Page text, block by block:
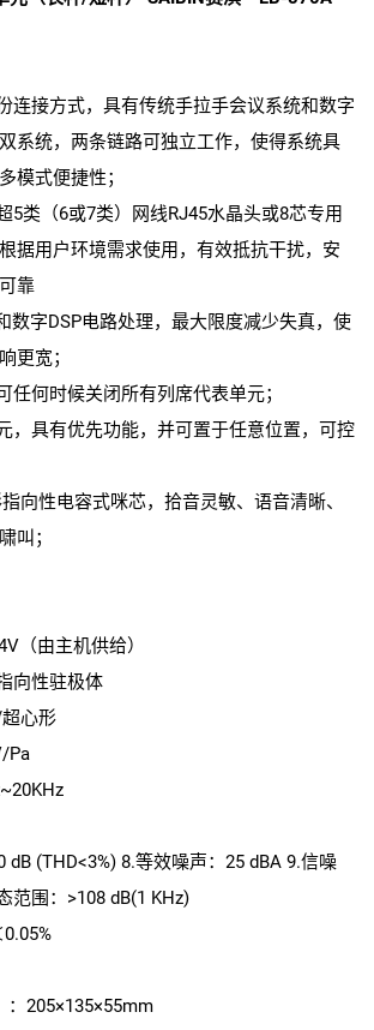
连接方式，具有传统手拉手会议系统和数字
系统，两条链路可独立工作，使得系统具
模式便捷性；
5类（6或7类）网线RJ45水晶头或8芯专用
据用户环境需求使用，有效抵抗干扰，安
靠
数字DSP电路处理，最大限度减少失真，使
更宽；
任何时候关闭所有列席代表单元；
，具有优先功能，并可置于任意位置，可控
向性电容式咪芯，拾音灵敏、语音清晰、
叫；
（由主机供给）
向性驻极体
心形
Pa
dB (THD<3%) 8.等效噪声：25 dBA 9.信噪
范围：>108 dB(1 KHz)
：205×135×55mm